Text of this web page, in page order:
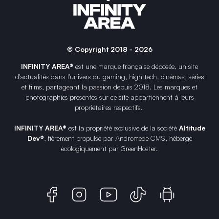
© Copyright 2018 - 2026
INFINITY AREA® est une marque française déposée, un site
d'actualités dans l'univers du gaming, high tech, cinémas, séries
et films, partageant la passion depuis 2018. Les marques et
photographies présentes sur ce site appartiennent à leurs
propriétaires respectifs.
INFINITY AREA® est la propriété exclusive de la société Altitude
Dev®, fièrement propulsé par Andromede CMS, hébergé
écologiquement par GreenHoster.